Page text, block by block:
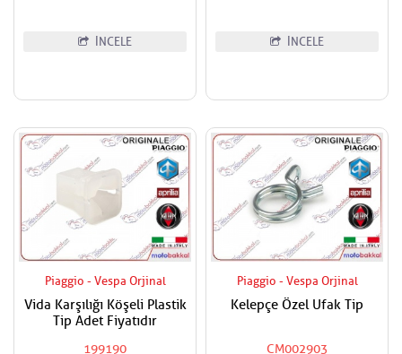
İNCELE İNCELE
Piaggio - Vespa Orjinal
Vida Karşılığı Köşeli Plastik
Tip Adet Fiyatıdır
199190
Piaggio - Vespa Orjinal
Kelepçe Özel Ufak Tip
CM002903